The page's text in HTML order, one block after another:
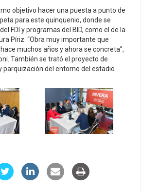
objetivo hacer una puesta a punto de
para este quinquenio, donde se
FDI y programas del BID, como el de la
Píriz. “Obra muy importante que
muchos años y ahora se concreta”,
También se trató el proyecto de
parquización del entorno del estadio